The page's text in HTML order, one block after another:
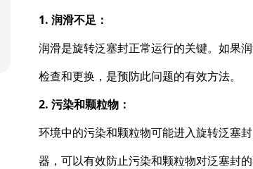
1. 润滑不足：
润滑是旋转泛塞封正常运行的关键。如果
检查和更换，是预防此问题的有效方法。
2. 污染和颗粒物：
环境中的污染和颗粒物可能进入旋转泛塞
器，可以有效防止污染和颗粒物对泛塞封的